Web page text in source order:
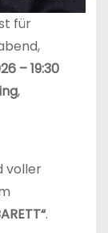
für
– 19:30
,
voller
.